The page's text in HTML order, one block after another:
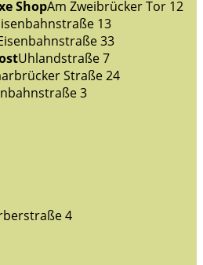
ShopAm Zweibrücker Tor 12
13
33
Uhlandstraße 7
Straße 24
3
4